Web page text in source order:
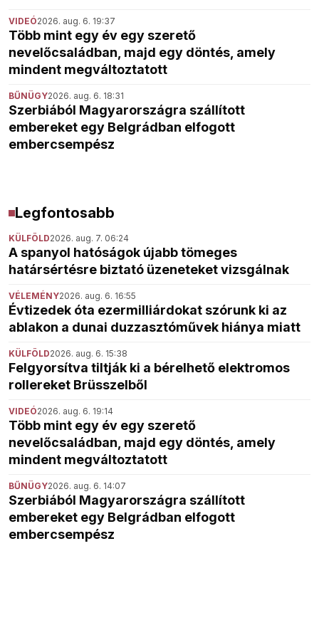
VIDEÓ2026. aug. 6. 19:37
Több mint egy év egy szerető
nevelőcsaládban, majd egy döntés, amely
mindent megváltoztatott
BŰNÜGY2026. aug. 6. 18:31
Szerbiából Magyarországra szállított
embereket egy Belgrádban elfogott
embercsempész
Legfontosabb
KÜLFÖLD2026. aug. 7. 06:24
A spanyol hatóságok újabb tömeges
határsértésre biztató üzeneteket vizsgálnak
VÉLEMÉNY2026. aug. 6. 16:55
Évtizedek óta ezermilliárdokat szórunk ki az
ablakon a dunai duzzasztóművek hiánya miatt
KÜLFÖLD2026. aug. 6. 15:38
Felgyorsítva tiltják ki a bérelhető elektromos
rollereket Brüsszelből
VIDEÓ2026. aug. 6. 19:14
Több mint egy év egy szerető
nevelőcsaládban, majd egy döntés, amely
mindent megváltoztatott
BŰNÜGY2026. aug. 6. 14:07
Szerbiából Magyarországra szállított
embereket egy Belgrádban elfogott
embercsempész